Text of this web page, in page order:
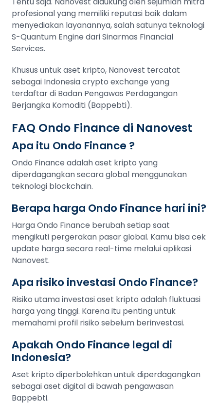
profesional yang memiliki reputasi baik dalam
menyediakan layanannya, salah satunya teknologi
S-Quantum Engine dari Sinarmas Financial
Services.
Khusus untuk aset kripto, Nanovest tercatat
sebagai Indonesia crypto exchange yang
terdaftar di Badan Pengawas Perdagangan
Berjangka Komoditi (Bappebti).
FAQ Ondo Finance di Nanovest
Apa itu Ondo Finance ?
Ondo Finance adalah aset kripto yang
diperdagangkan secara global menggunakan
teknologi blockchain.
Berapa harga Ondo Finance hari ini?
Harga Ondo Finance berubah setiap saat
mengikuti pergerakan pasar global. Kamu bisa cek
update harga secara real-time melalui aplikasi
Nanovest.
Apa risiko investasi Ondo Finance?
Risiko utama investasi aset kripto adalah fluktuasi
harga yang tinggi. Karena itu penting untuk
memahami profil risiko sebelum berinvestasi.
Apakah Ondo Finance legal di
Indonesia?
Aset kripto diperbolehkan untuk diperdagangkan
sebagai aset digital di bawah pengawasan
Bappebti.